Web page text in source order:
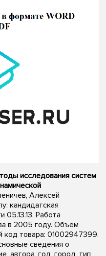
исследования систем
Алексей
кандидатская
05.13.13. Работа
в 2005 году. Объем
код товара: 01002947399.
сведения о
автора, год, город, тип